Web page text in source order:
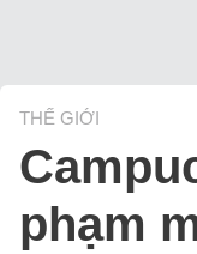
THẾ GIỚI
phạm